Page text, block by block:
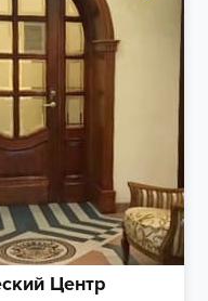
Центр